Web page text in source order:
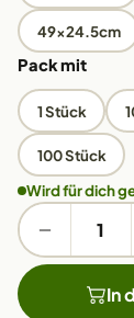
49x24.5cm
Pack mit
1 Stück
100 Stück
Wird für dich
In